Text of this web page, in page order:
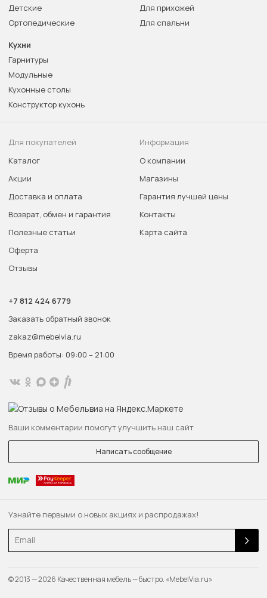
Узнайте первыми о новых акциях и распродажах!
Email
Детские
Ортопедические
Для прихожей
Для спальни
Кухни
Гарнитуры
Модульные
Кухонные столы
Конструктор кухонь
Для покупателей
Каталог
Акции
Доставка и оплата
Возврат, обмен и гарантия
Полезные статьи
Оферта
Отзывы
Информация
О компании
Магазины
Гарантия лучшей цены
Контакты
Карта сайта
+7 812 424 6779
Заказать обратный звонок
zakaz@mebelvia.ru
Время работы: 09:00 – 21:00
Ваши комментарии помогут улучшить наш сайт
Написать сообщение
© 2013 — 2026 Качественная мебель — быстро. «MebelVia.ru»